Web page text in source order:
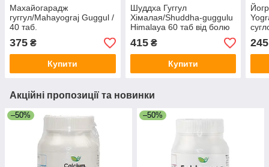
Махайогарадж
гуггул/Mahayograj Guggul /
40 таб.
375 ₴
Купити
Шуддха Гуггул
Хімалая/Shuddha-guggulu
Himalaya 60 таб від болю
у суглобах Артрит,
ревматизм, атеросклероз
415₴
Купити
245
Акційні пропозиції та новинки
–50% –50%